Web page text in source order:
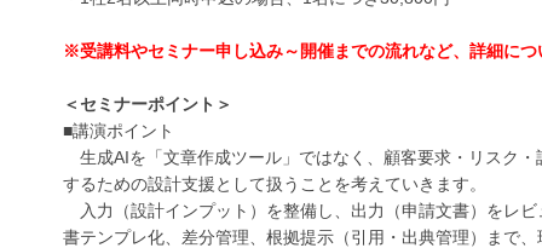
※受講料やセミナー申し込み～開催までの流れなど、詳細に
＜セミナーポイント＞
■講演ポイント
生成AIを「文章作成ツール」ではなく、顧客要求・リスク
するための設計支援として扱うことを考えていきます。
入力（設計インプット）を整備し、出力（申請文書）をレ
書テンプレ化、差分管理、根拠提示（引用・出典管理）まで